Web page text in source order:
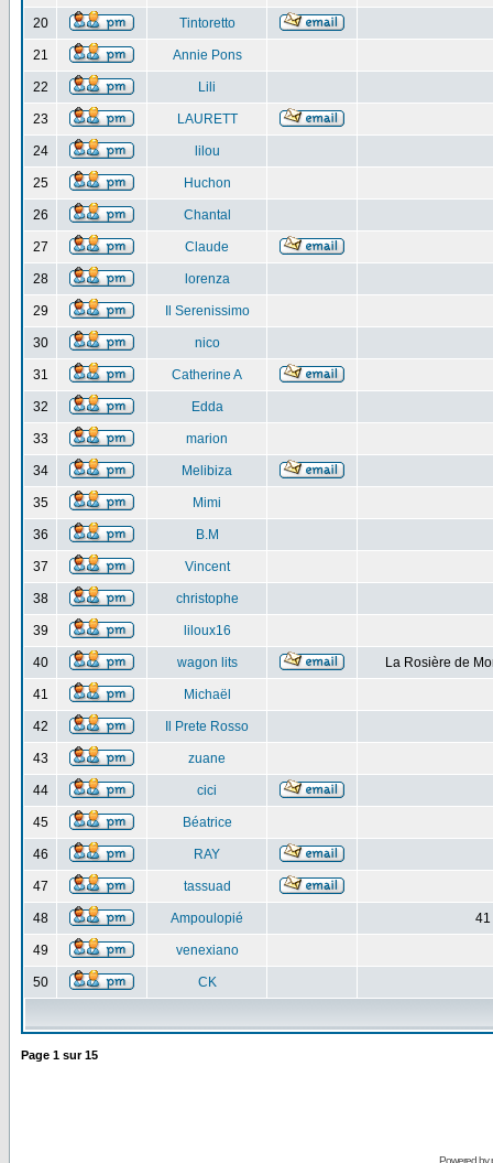
20 Tintoretto
21 Annie Pons
22 Lili
23 LAURETT
24 lilou
25 Huchon
26 Chantal
27 Claude
28 lorenza
29 Il Serenissimo
30 nico
31 Catherine A
32 Edda
33 marion
34 Melibiza
35 Mimi
36 B.M
37 Vincent
38 christophe
39 liloux16
40 wagon lits La Rosière de
41 Michaël
42 Il Prete Rosso
43 zuane
44 cici
45 Béatrice
46 RAY
47 tassuad
48 Ampoulopié 41
49 venexiano
50 CK
Page 1 sur15
Powered by